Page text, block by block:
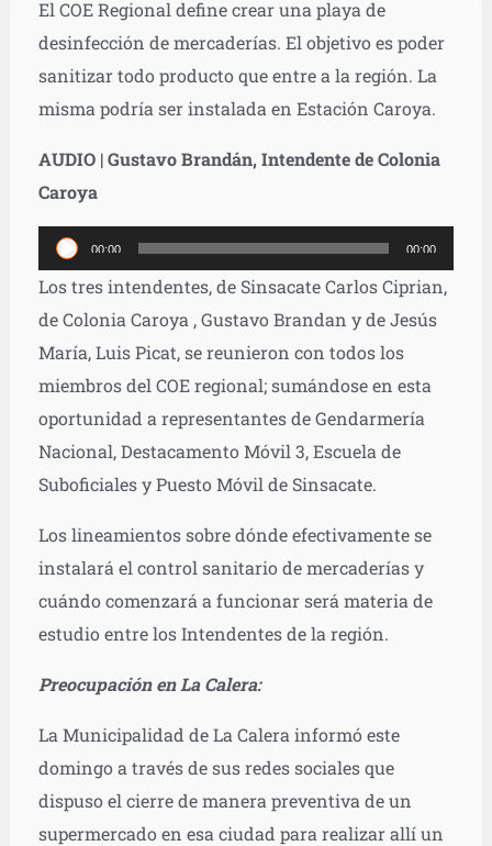
El COE Regional define crear una playa de
desinfección de mercaderías. El objetivo es poder
sanitizar todo producto que entre a la región. La
misma podría ser instalada en Estación Caroya.
AUDIO | Gustavo Brandán, Intendente de Colonia
Caroya
Reproductor
de
audio
00:00 00:00
Los tres intendentes, de Sinsacate Carlos Ciprian,
de Colonia Caroya , Gustavo Brandan y de Jesús
María, Luis Picat, se reunieron con todos los
miembros del COE regional; sumándose en esta
oportunidad a representantes de Gendarmería
Nacional, Destacamento Móvil 3, Escuela de
Suboficiales y Puesto Móvil de Sinsacate.
Los lineamientos sobre dónde efectivamente se
instalará el control sanitario de mercaderías y
cuándo comenzará a funcionar será materia de
estudio entre los Intendentes de la región.
Preocupación en La Calera:
La Municipalidad de La Calera informó este
domingo a través de sus redes sociales que
dispuso el cierre de manera preventiva de un
supermercado en esa ciudad para realizar allí un